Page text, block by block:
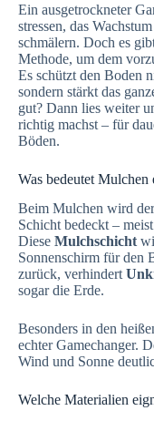
Ein ausgetrockneter
stressen, das
schmälern. Doch es
Methode, um dem
Es schützt den Boden
sondern stärkt das
gut? Dann lies weiter
richtig machst – für
Böden.
Was bedeutet Mulchen
Beim Mulchen wird
Schicht bedeckt –
Diese Mulchschicht
Sonnenschirm für den
zurück, verhindert
sogar die Erde.
Besonders in den
echter Gamechanger.
Wind und Sonne
Welche Materialien